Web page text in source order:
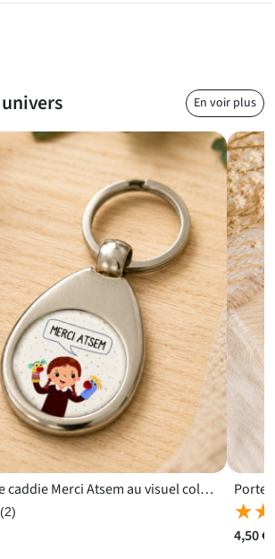
En voir plus
Porte-clés jeton de caddie Merci Atsem au visuel coloré facile à repérer
(2)
4,50 €